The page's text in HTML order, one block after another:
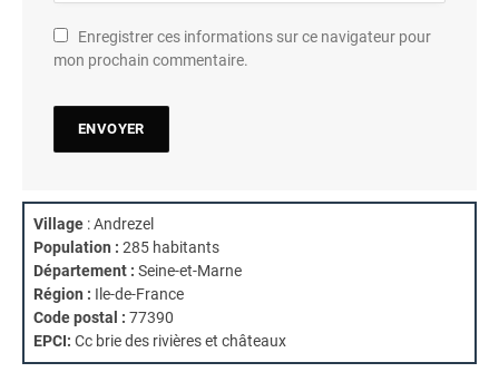
Enregistrer ces informations sur ce navigateur pour
mon prochain commentaire.
Village : Andrezel
Population : 285 habitants
Département : Seine-et-Marne
Région : Ile-de-France
Code postal : 77390
EPCI: Cc brie des rivières et châteaux